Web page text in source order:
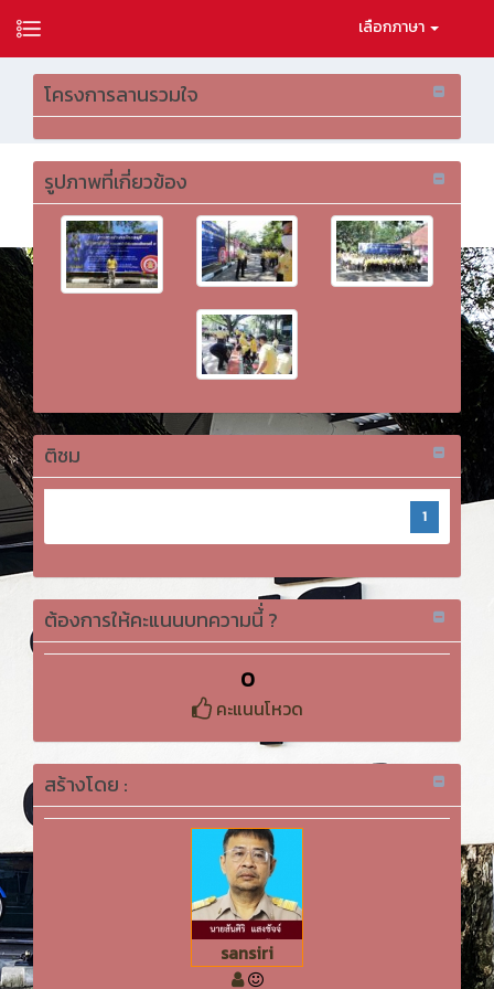
เลือกภาษา
โครงการลานรวมใจ
รูปภาพที่เกี่ยวข้อง
ติชม
1
ต้องการให้คะแนนบทความนี้่ ?
0
คะแนนโหวด
สร้างโดย :
sansiri